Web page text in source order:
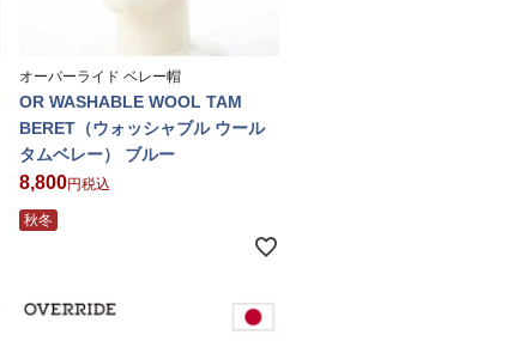
オーバーライド ベレー帽
OR WASHABLE WOOL TAM
BERET（ウォッシャブル ウール
タムベレー） ブルー
8,800 税込
秋冬